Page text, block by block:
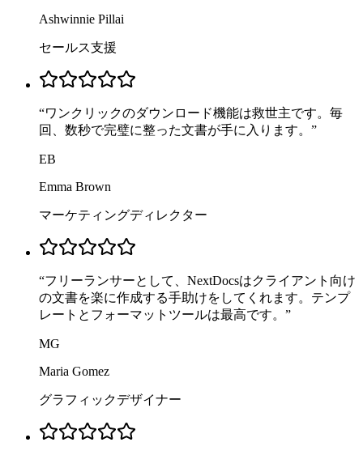
Ashwinnie Pillai
セールス支援
“ワンクリックのダウンロード機能は救世主です。毎
回、数秒で完璧に整った文書が手に入ります。 ”
EB
Emma Brown
マーケティングディレクター
“フリーランサーとして、NextDocsはクライアント向け
の文書を楽に作成する手助けをしてくれます。テンプ
レートとフォーマットツールは最高です。 ”
MG
Maria Gomez
グラフィックデザイナー